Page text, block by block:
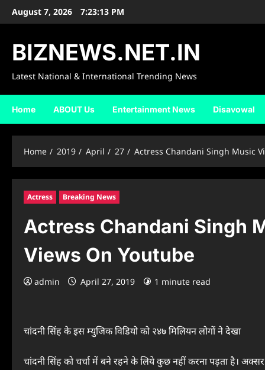
SkipAugust 7, 2026 7:23:14 PM
BIZNEWS.NET.IN
Latest National & International Trending News
Home ABOUT Us Entertainment News Disavowal
Home 2019 April 27 Actress Chandani Singh Music
Actress Breaking News
Actress Chandani Singh
Views On Youtube
admin April 27, 2019 1 minute read
चांदनी सिंह के इस म्युजिक विडियो को २४७ मिलियन लोगों ने देखा
चांदनी सिंह को चर्चा में बने रहने के लिये कुछ नहीं करना पड़ता है।